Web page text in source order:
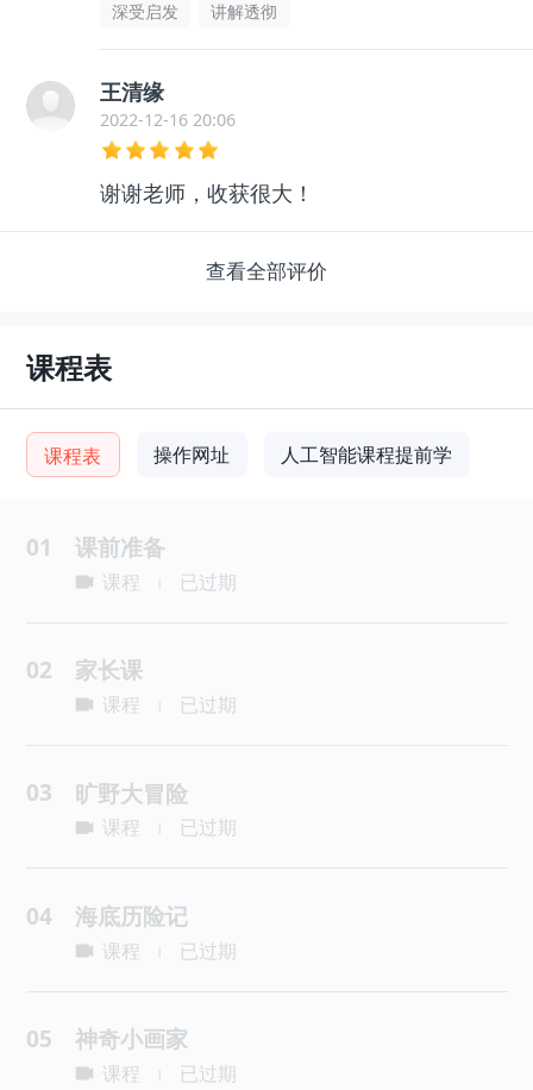
深受启发
讲解透彻
王清缘
2022-12-16 20:06
谢谢老师，收获很大！
查看全部评价
课程表
课程表 操作网址 人工智能课程提前学
01 课前准备
课程 已过期
02 家长课
课程 已过期
03 旷野大冒险
课程 已过期
04 海底历险记
课程 已过期
05 神奇小画家
课程 已过期